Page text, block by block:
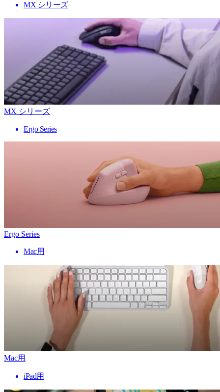
MX シリーズ
MX シリーズ
Ergo Series
Ergo Series
Mac用
Mac用
iPad用